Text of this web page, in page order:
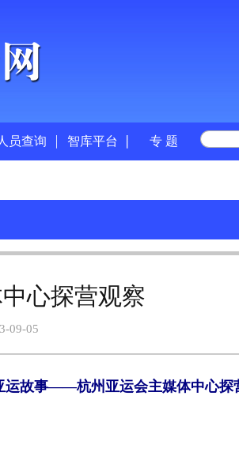
人员查询 智库平台 专 题
心探营观察
09-05
运故事——杭州亚运会主媒体中心探